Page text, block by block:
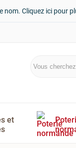
nom. Cliquez ici pour
et